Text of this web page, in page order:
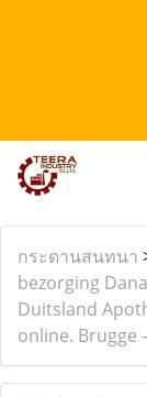
กระดานสนทนา
bezorging
Duitsland
online. Brugge